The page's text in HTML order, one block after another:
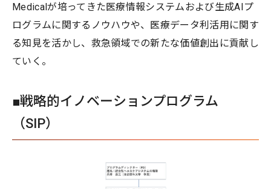
Medicalが培ってきた医療情報システムおよび生成AIプ
ログラムに関するノウハウや、医療データ利活用に関す
る知見を活かし、救急領域での新たな価値創出に貢献し
ていく。
■戦略的イノベーションプログラム
（SIP）